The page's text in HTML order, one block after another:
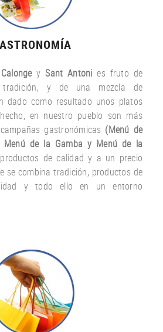
Calongey Sant Antoni es fruto de
, y de una mezcla
de
dado como resultado unos platos
, en nuestro pueblo son más
campañas gastronómicas (Menú de
Menú de la Gamba y Menú de la
productos de calidad y a un precio
se combina tradición, productos de
y todo ello
en un entorno